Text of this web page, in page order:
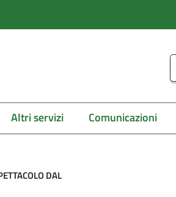
Altri servizi Comunicazioni
DAL